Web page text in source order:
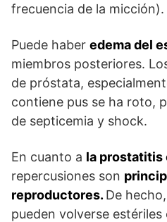
frecuencia de la micción).
Puede haber edema del
miembros posteriores.
de próstata,
contiene pus se ha roto,
de septicemia y shock.
En cuanto a la prostatitis
repercusiones son
reproductores. De
pueden volverse